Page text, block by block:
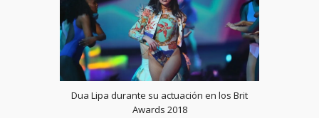
Dua Lipa durante su actuación en los Brit
Awards 2018